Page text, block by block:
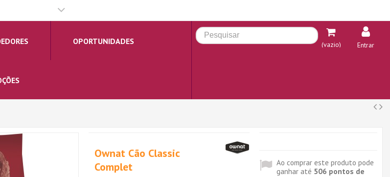
OPORTUNIDADES (vazio) Entrar
Ownat Cão Classic
Complet
Ao comprar este produto pode
ganhar até 506 pontos de